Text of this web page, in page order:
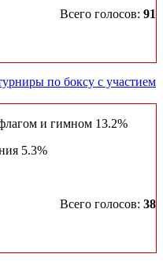
Всего голосов: 91
по боксу с участием
и гимном 13.2%
5.3%
Всего голосов: 38